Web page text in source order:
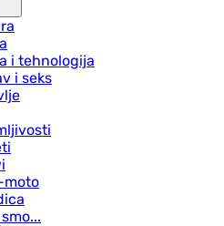
i tehnologija
i seks